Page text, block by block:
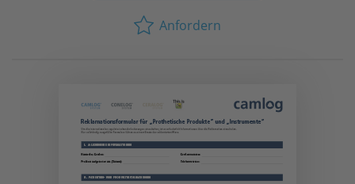
Anfordern